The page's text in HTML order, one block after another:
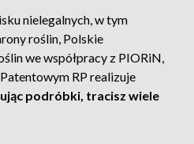
nielegalnych, w tym
roślin, Polskie
we współpracy z PIORiN,
RP realizuje
podróbki, tracisz wiele